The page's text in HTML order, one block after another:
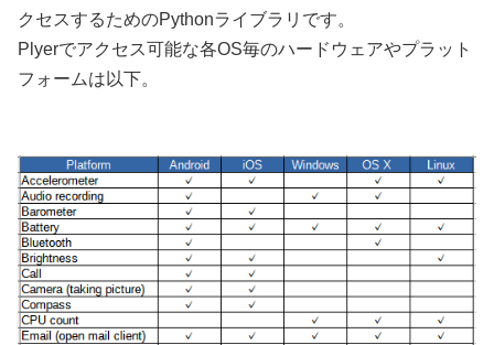
クセスするためのPythonライブラリです。
Plyerでアクセス可能な各OS毎のハードウェアやプラット
フォームは以下。